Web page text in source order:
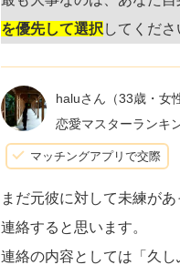
を優先して選択 してくださ
haluさん （33歳・女
恋愛マスターランキ
マッチングアプリで交際
まだ元彼に対して未練が
連絡すると思います。
連絡の内容としては「久